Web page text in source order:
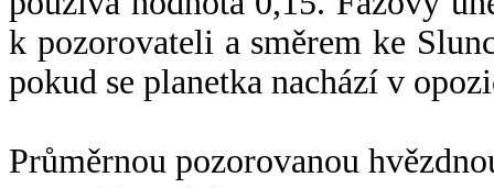
k pozorovateli a směrem ke
pokud se planetka nachází v
Průměrnou pozorovanou